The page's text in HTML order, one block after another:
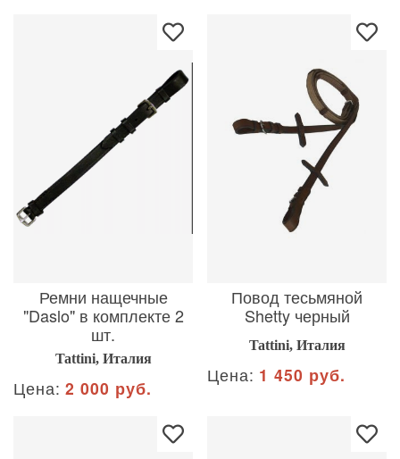
Ремни нащечные
"Daslo" в комплекте 2
шт.
Tattini, Италия
Цена: 2 000 руб.
Повод тесьмяной
Shetty черный
Tattini, Италия
Цена: 1 450 руб.